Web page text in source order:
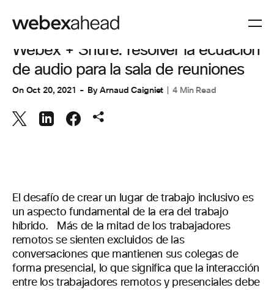
ESPACIOS DE TRABAJO,UNCATEGORIZED @ES
Webex + Shure: resolver la ecuación
de audio para la sala de reuniones
On Oct 20, 2021 ByArnaud Caigniet 4 Min Read
El desafío de crear un lugar de trabajo inclusivo es
un aspecto fundamental de la era del trabajo
híbrido.
Más de la mitad de los trabajadores
remotos se sienten excluidos de las
conversaciones que mantienen sus colegas de
forma presencial, lo que significa que la interacción
entre los trabajadores remotos y presenciales debe